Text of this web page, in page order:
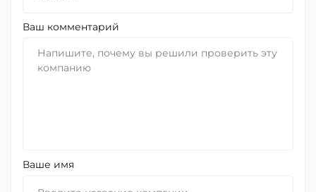
Ваш комментарий
Ваше имя